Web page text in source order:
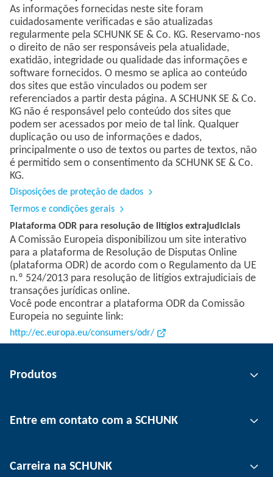
As informações fornecidas neste site foram
cuidadosamente verificadas e são atualizadas
regularmente pela SCHUNK SE & Co. KG. Reservamo-nos
o direito de não ser responsáveis pela atualidade,
exatidão, integridade ou qualidade das informações e
software fornecidos. O mesmo se aplica ao conteúdo
dos sites que estão vinculados ou podem ser
referenciados a partir desta página. A SCHUNK SE & Co.
KG não é responsável pelo conteúdo dos sites que
podem ser acessados por meio de tal link. Qualquer
duplicação ou uso de informações e dados,
principalmente o uso de textos ou partes de textos, não
é permitido sem o consentimento da SCHUNK SE & Co.
KG.
Disposições de proteção de dados
Termos e condições gerais
Plataforma ODR para resolução de litígios extrajudiciais
A Comissão Europeia disponibilizou um site interativo
para a plataforma de Resolução de Disputas Online
(plataforma ODR) de acordo com o Regulamento da UE
n.º 524/2013 para resolução de litígios extrajudiciais de
transações jurídicas online.
Você pode encontrar a plataforma ODR da Comissão
Europeia no seguinte link:
http://ec.europa.eu/consumers/odr/
Produtos
Tecnologia de automação
Tecnologia de fixação de peças
Entre em contato com a SCHUNK
Unidades
Carreira na SCHUNK